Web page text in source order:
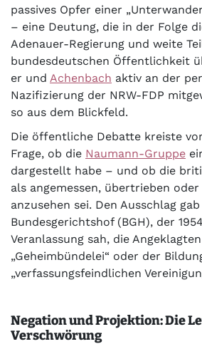
passives Opfer einer
– eine Deutung, die in der Folge
Adenauer-Regierung und weite
bundesdeutschen Öffentlichkeit
er und Achenbach aktiv an der
Nazifizierung der NRW-FDP
so aus dem Blickfeld.
Die öffentliche Debatte kreiste
Frage, ob die Naumann-Gruppe
dargestellt habe – und ob die
als angemessen, übertrieben
anzusehen sei. Den Ausschlag
Bundesgerichtshof (BGH), der
Veranlassung sah, die
„Geheimbündelei“ oder der
„verfassungsfeindlichen
Negation und Projektion: Die
Verschwörung